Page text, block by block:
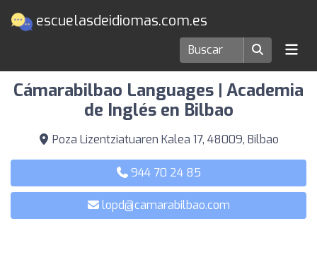
escuelasdeidiomas.com.es
Escuelas de idiomas en Bilbao
Cámarabilbao Languages | Academia
de Inglés en Bilbao
Poza Lizentziatuaren Kalea 17, 48009, Bilbao
944 70 24 85
lopd@camarabilbao.com